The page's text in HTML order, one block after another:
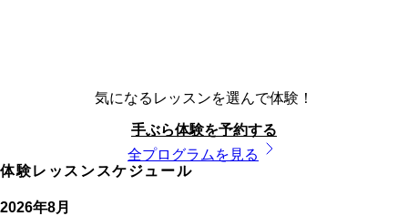
気になるレッスンを選んで体験！
手ぶら体験を予約する
全プログラムを見る
体験レッスンスケジュール
2026年8月